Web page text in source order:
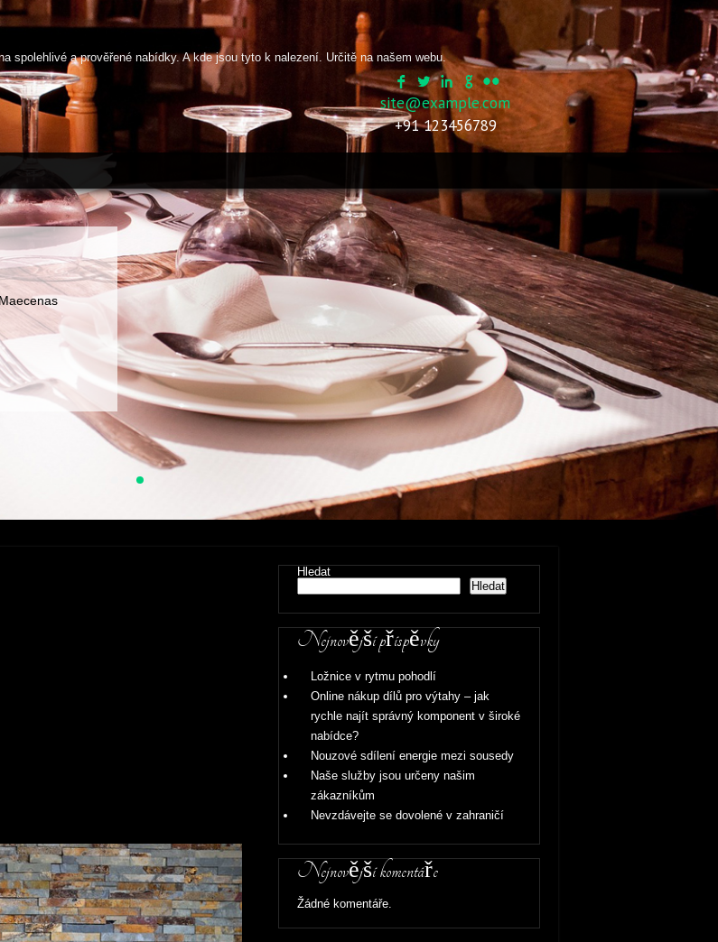
spolehlivé a prověřené nabídky. A kde jsou tyto k nalezení. Určitě na našem webu.
site@example.com
+91 123456789
Hledat
Hledat
Nejnovější příspěvky
Ložnice v rytmu pohodlí
Online nákup dílů pro výtahy – jak
rychle najít správný komponent v široké
nabídce?
Nouzové sdílení energie mezi sousedy
Naše služby jsou určeny našim
zákazníkům
Nevzdávejte se dovolené v zahraničí
Nejnovější komentáře
Žádné komentáře.